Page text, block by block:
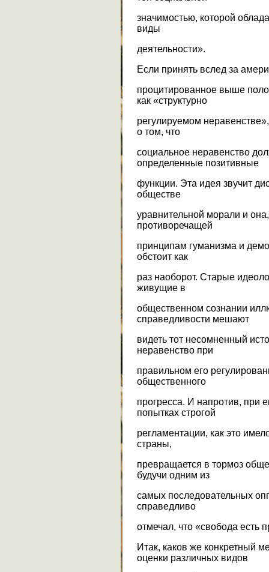
значимостью, которой
виды
деятельности».
Если принять вслед за
процитированное выше
как «структурно
регулируемом
о том, что
социальное неравенство
определенные позитивные
функции. Эта идея звучит
обществе
уравнительной морали и
противоречащей
принципам гуманизма и
обстоит как
раз наоборот. Старые
живущие в
общественном сознании
справедливости мешают
видеть тот несомненный
неравенство при
правильном его
общественного
прогресса. И напротив, при
попытках строгой
регламентации, как это
страны,
превращается в тормоз
будучи одним из
самых последовательных
справедливо
отмечал, что «свобода есть
Итак, каков же конкретный
оценки различных видов